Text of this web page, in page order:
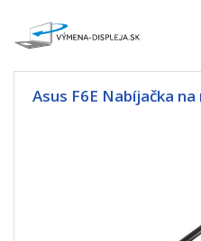
Asus F6E Nabíjačka